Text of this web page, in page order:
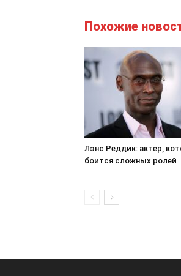
Похожие
Лэнс Реддик: актер,
боится сложных ролей